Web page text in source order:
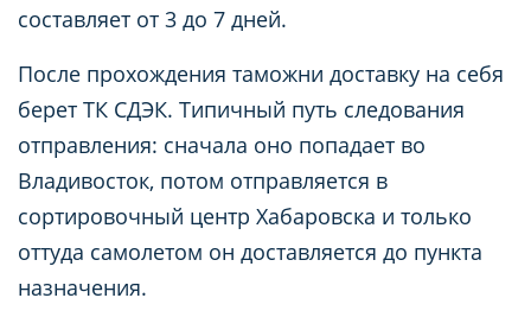
составляет от 3 до 7 дней.
После прохождения таможни доставку на себя
берет ТК СДЭК. Типичный путь следования
отправления: сначала оно попадает во
Владивосток, потом отправляется в
сортировочный центр Хабаровска и только
оттуда самолетом он доставляется до пункта
назначения.